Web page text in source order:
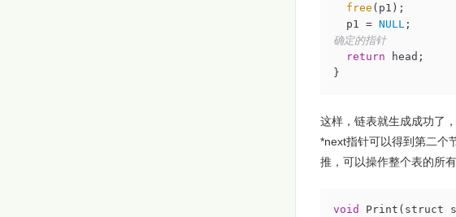
free
  p1 =
NULL
确定的指针
return
}
这样，链表就生成成功了
*next指针可以得到第二个
推，可以操作整个表的所
void
Print(struct